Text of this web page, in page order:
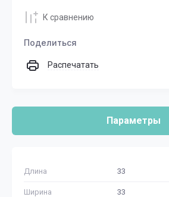
К сравнению
Поделиться
Распечатать
Параметры
Длина 33
Ширина 33